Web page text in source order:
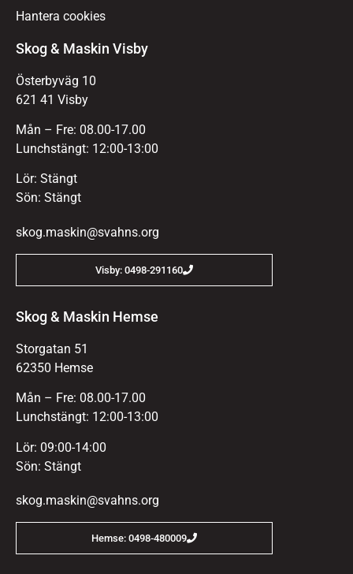
Hantera cookies
Skog & Maskin Visby
Österbyväg 10
621 41 Visby
Mån – Fre: 08.00-17.00
Lunchstängt: 12:00-13:00
Lör: Stängt
Sön: Stängt
skog.maskin@svahns.org
Visby: 0498-291160
Skog & Maskin Hemse
Storgatan 51
62350 Hemse
Mån – Fre: 08.00-17.00
Lunchstängt: 12:00-13:00
Lör: 09:00-14:00
Sön: Stängt
skog.maskin@svahns.org
Hemse: 0498-480009